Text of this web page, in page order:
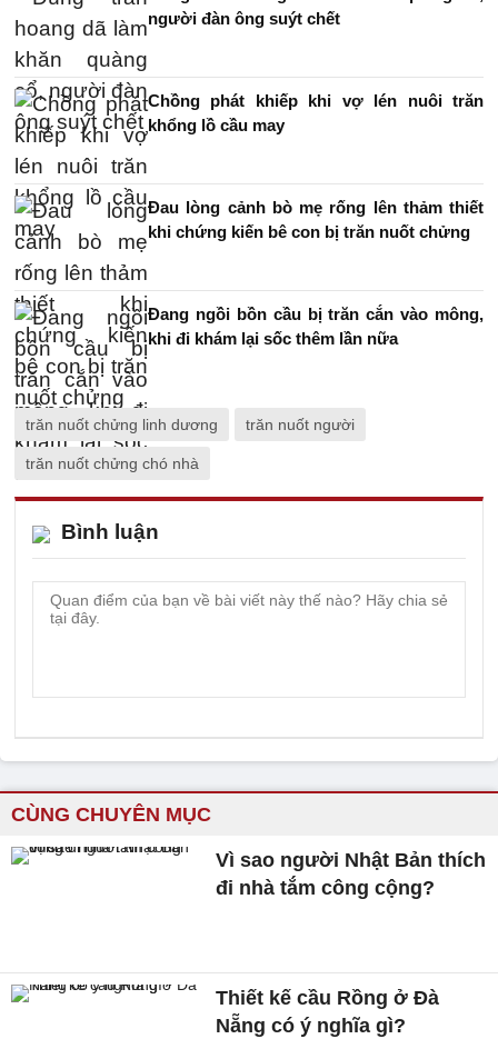
người đàn ông suýt chết
Chồng phát khiếp khi vợ lén nuôi trăn
khổng lồ cầu may
Đau lòng cảnh bò mẹ rống lên thảm thiết
khi chứng kiến bê con bị trăn nuốt chửng
Đang ngồi bồn cầu bị trăn cắn vào mông,
khi đi khám lại sốc thêm lần nữa
trăn nuốt chửng linh dương trăn nuốt người
trăn nuốt chửng chó nhà
Bình luận
CÙNG CHUYÊN MỤC
Vì sao người Nhật Bản thích
đi nhà tắm công cộng?
Thiết kế cầu Rồng ở Đà
Nẵng có ý nghĩa gì?